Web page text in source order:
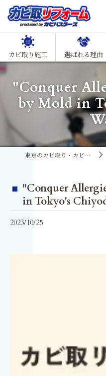
カビ取り施工 選ばれる理由
"Conquer
by Mold in
東京のカビ取り・カビ対策ならMIST工法®カビ取リフォーム
"Conquer
in Tokyo's
2023/10/25